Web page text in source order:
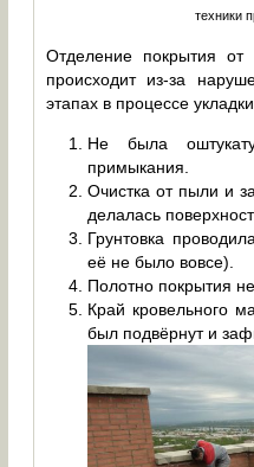
техники
Отделение покрытия от
происходит из-за
этапах в процессе
Не была
примыкания.
Очистка от пыли и
делалась
Грунтовка
её не было вовсе).
Полотно покрытия
Край кровельного
был подвёрнут и